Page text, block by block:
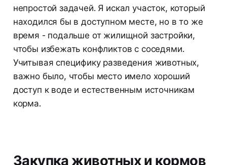
непростой задачей. Я искал участок, который
находился бы в доступном месте, но в то же
время - подальше от жилищной застройки,
чтобы избежать конфликтов с соседями.
Учитывая специфику разведения животных,
важно было, чтобы место имело хороший
доступ к воде и естественным источникам
корма.
Закупка животных и кормов